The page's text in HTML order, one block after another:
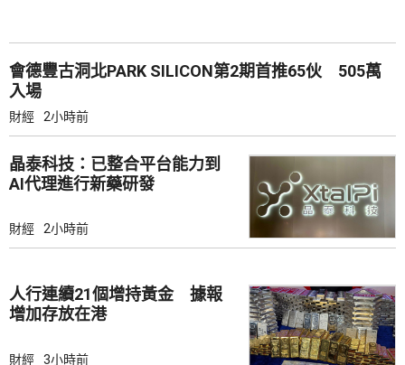
會德豐古洞北PARK SILICON第2期首推65伙 505萬
入場
財經 2小時前
晶泰科技：已整合平台能力到
AI代理進行新藥研發
財經 2小時前
人行連續21個增持黃金 據報
增加存放在港
財經 3小時前